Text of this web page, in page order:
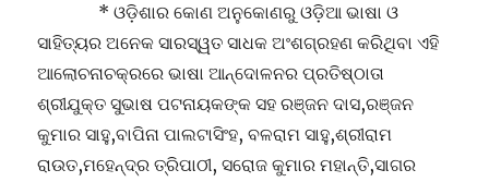
* ଓଡ଼ିଶାର କୋଣ ଅନୁକୋଣରୁ ଓଡ଼ିଆ ଭାଷା ଓ
ସାହିତ୍ୟର ଅନେକ ସାରସ୍ୱତ ସାଧକ ଅଂଶଗ୍ରହଣ କରିଥିବା ଏହି
ଆଲୋଚନାଚକ୍ରରେ ଭାଷା ଆନ୍ଦୋଳନର ପ୍ରତିଷ୍ଠାତା
ଶ୍ରୀଯୁକ୍ତ ସୁଭାଷ ପଟନାୟକଙ୍କ ସହ ରଞ୍ଜନ ଦାସ,ରଞ୍ଜନ
କୁମାର ସାହୁ,ବାପିନା ପାଲଟାସିଂହ, ବଳରାମ ସାହୁ,ଶ୍ରୀରାମ
ରାଉତ,ମହେନ୍ଦ୍ର ତ୍ରିପାଠୀ, ସରୋଜ କୁମାର ମହାନ୍ତି,ସାଗର